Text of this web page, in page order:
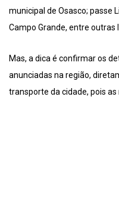
municipal de Osasco; passe
Campo Grande, entre outras
Mas, a dica é confirmar os
anunciadas na região,
transporte da cidade, pois